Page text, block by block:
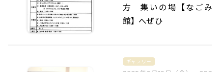
方 集いの場【なごみ
館】へぜひ
ギャラリー